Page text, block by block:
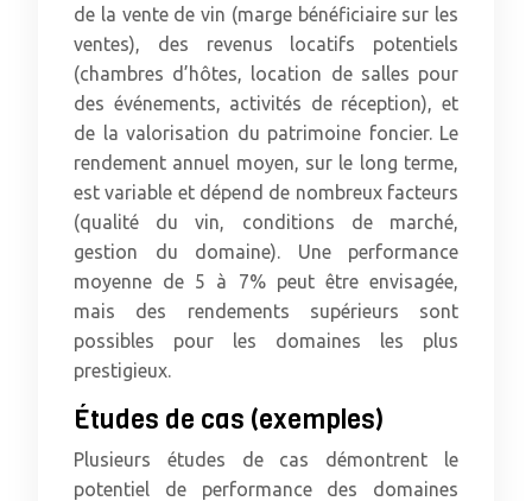
de la vente de vin (marge bénéficiaire sur les
ventes), des revenus locatifs potentiels
(chambres d’hôtes, location de salles pour
des événements, activités de réception), et
de la valorisation du patrimoine foncier. Le
rendement annuel moyen, sur le long terme,
est variable et dépend de nombreux facteurs
(qualité du vin, conditions de marché,
gestion du domaine). Une performance
moyenne de 5 à 7% peut être envisagée,
mais des rendements supérieurs sont
possibles pour les domaines les plus
prestigieux.
Études de cas (exemples)
Plusieurs études de cas démontrent le
potentiel de performance des domaines